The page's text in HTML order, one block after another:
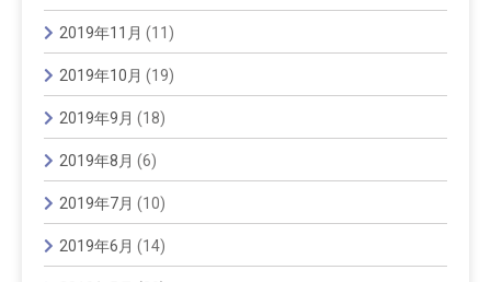
2019年11月 (11)
2019年10月 (19)
2019年9月 (18)
2019年8月 (6)
2019年7月 (10)
2019年6月 (14)